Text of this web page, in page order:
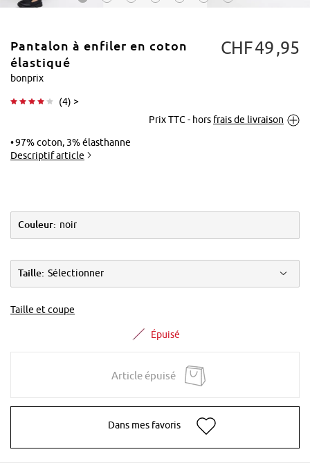
agrandir
Pantalon à enfiler en coton
élastiqué
bonprix
(4) >
CHF49 95
Prix TTC - hors frais de livraison
97% coton, 3% élasthanne
Descriptif article
Couleur: noir
Taille: Sélectionner
Taille et coupe
Épuisé
Article épuisé
Dans mes favoris